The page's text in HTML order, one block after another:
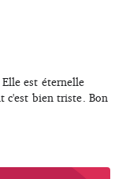
est éternelle
c'est bien triste. Bon